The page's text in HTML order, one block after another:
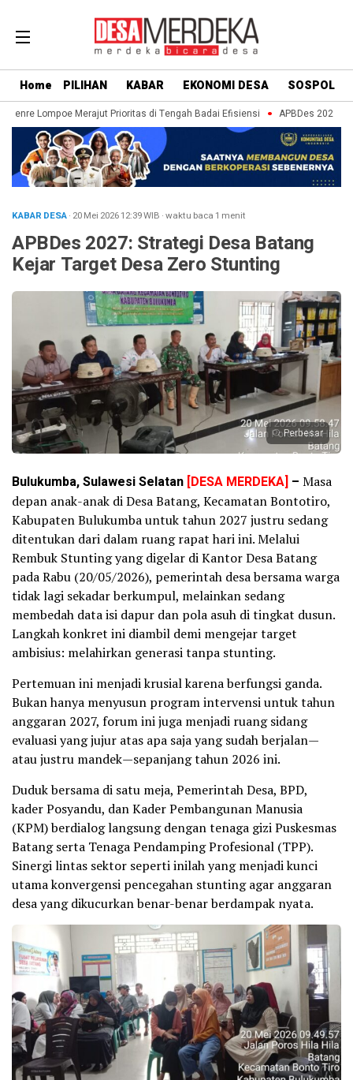
Home PILIHAN KABAR EKONOMI DESA SOSPOL
Lompoe Merajut Prioritas di Tengah Badai Efisiensi APBDes 2027:
KABAR DESA· 20 Mei 202612:39WIB ·waktu baca 1 menit
APBDes 2027: Strategi Desa Batang
Kejar Target Desa Zero Stunting
Perbesar
Bulukumba, Sulawesi Selatan [DESA MERDEKA] – Masa
depan anak-anak di Desa Batang, Kecamatan Bontotiro,
Kabupaten Bulukumba untuk tahun 2027 justru sedang
ditentukan dari dalam ruang rapat hari ini. Melalui
Rembuk Stunting yang digelar di Kantor Desa Batang
pada Rabu (20/05/2026), pemerintah desa bersama warga
tidak lagi sekadar berkumpul, melainkan sedang
membedah data isi dapur dan pola asuh di tingkat dusun.
Langkah konkret ini diambil demi mengejar target
ambisius: melahirkan generasi tanpa stunting.
Pertemuan ini menjadi krusial karena berfungsi ganda.
Bukan hanya menyusun program intervensi untuk tahun
anggaran 2027, forum ini juga menjadi ruang sidang
evaluasi yang jujur atas apa saja yang sudah berjalan—
atau justru mandek—sepanjang tahun 2026 ini.
Duduk bersama di satu meja, Pemerintah Desa, BPD,
kader Posyandu, dan Kader Pembangunan Manusia
(KPM) berdialog langsung dengan tenaga gizi Puskesmas
Batang serta Tenaga Pendamping Profesional (TPP).
Sinergi lintas sektor seperti inilah yang menjadi kunci
utama konvergensi pencegahan stunting agar anggaran
desa yang dikucurkan benar-benar berdampak nyata.